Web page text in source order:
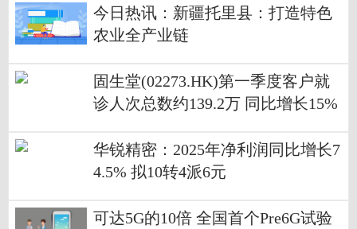
今日热讯：新疆托里县：打造特色
农业全产业链
固生堂(02273.HK)第一季度客户就
诊人次总数约139.2万 同比增长15%
华锐精密：2025年净利润同比增长7
4.5% 拟10转4派6元
可达5G的10倍 全国首个Pre6G试验